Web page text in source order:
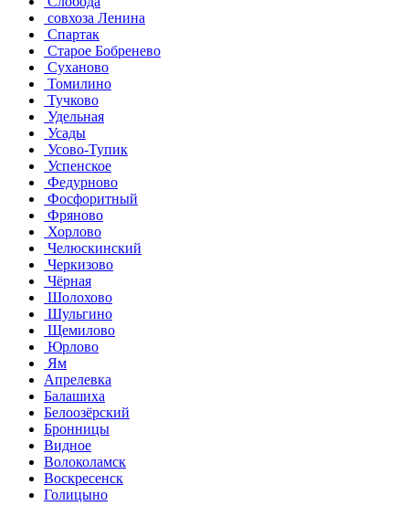
совхоза Ленина
Спартак
Старое Бобренево
Суханово
Томилино
Тучково
Удельная
Усады
Усово-Тупик
Успенское
Федурново
Фосфоритный
Фряново
Хорлово
Челюскинский
Черкизово
Чёрная
Шолохово
Шульгино
Щемилово
Юрлово
Ям
Апрелевка
Балашиха
Белоозёрский
Бронницы
Видное
Волоколамск
Воскресенск
Голицыно